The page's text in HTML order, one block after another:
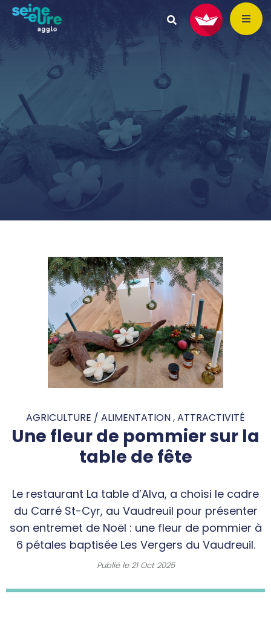
AGRICULTURE / ALIMENTATION , ATTRACTIVITÉ
Une fleur de pommier sur la
table de fête
Le restaurant La table d’Alva, a choisi le cadre
du Carré St-Cyr, au Vaudreuil pour présenter
son entremet de Noël : une fleur de pommier à
6 pétales baptisée Les Vergers du Vaudreuil.
Publié le21 Oct 2025